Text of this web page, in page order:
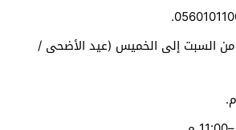
من السبت إلى الخميس (عيد الأضحى /